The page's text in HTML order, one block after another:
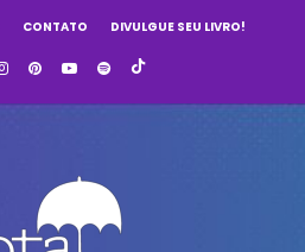
CONTATO DIVULGUE SEU LIVRO!